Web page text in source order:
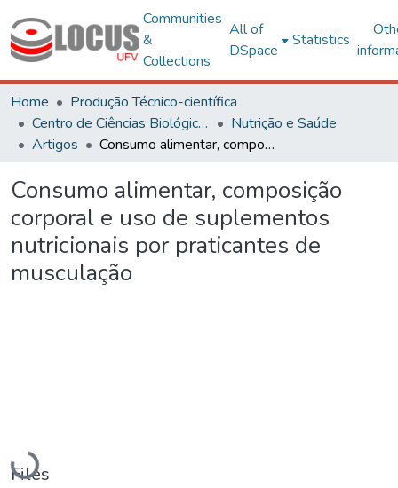
Communities
&
Collections
All of
DSpace
Statistics
Home
Produção Técnico-científica
Centro de Ciências Biológicas e da Saúde
Nutrição e Saúde
Artigos
Consumo alimentar, composição corporal e uso de suplementos nutricionais por praticantes de musculação
Consumo alimentar, composição
corporal e uso de suplementos
nutricionais por praticantes de
musculação
Loading...
Files